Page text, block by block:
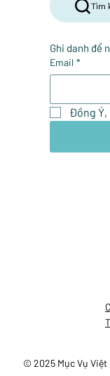
© 2025 Mục Vụ Việt
Tìm
Ghi danh để
Email *
Đồng Ý,